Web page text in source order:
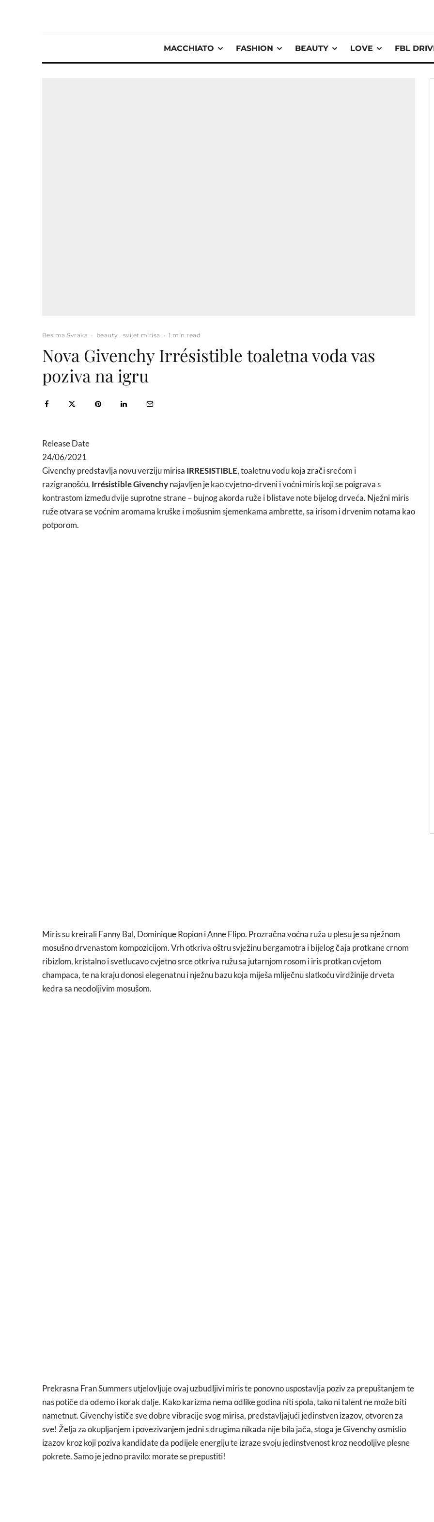
MACCHIATO FASHION BEAUTY LOVE FBL
Besima Svraka · beauty svijet mirisa · 1 min read
Nova Givenchy Irrésistible toaletna voda vas
poziva na igru
Release Date
24/06/2021
Givenchy predstavlja novu verziju mirisa IRRESISTIBLE, toaletnu vodu koja zrači srećom i
razigranošću. Irrésistible Givenchynajavljen je kao cvjetno-drveni i voćni miris koji se poigrava s
kontrastom između dvije suprotne strane – bujnog akorda ruže i blistave note bijelog drveća. Nježni miris
ruže otvara se voćnim aromama kruške i mošusnim sjemenkama ambrette, sa irisom i drvenim notama kao
potporom.
Miris su kreirali Fanny Bal, Dominique Ropion i Anne Flipo. Prozračna voćna ruža u plesu je sa nježnom
mosušno drvenastom kompozicijom. Vrh otkriva oštru svježinu bergamotra i bijelog čaja protkane crnom
ribizlom, kristalno i svetlucavo cvjetno srce otkriva ružu sa jutarnjom rosom i iris protkan cvjetom
champaca, te na kraju donosi elegenatnu i nježnu bazu koja miješa mliječnu slatkoću virdžinije drveta
kedra sa neodoljivim mosušom.
Prekrasna Fran Summers utjelovljuje ovaj uzbudljivi miris te ponovno uspostavlja poziv za prepuštanjem te
nas potiče da odemo i korak dalje. Kako karizma nema odlike godina niti spola, tako ni talent ne može biti
nametnut. Givenchy ističe sve dobre vibracije svog mirisa, predstavljajući jedinstven izazov, otvoren za
sve! Želja za okupljanjem i povezivanjem jedni s drugima nikada nije bila jača, stoga je Givenchy osmislio
izazov kroz koji poziva kandidate da podijele energiju te izraze svoju jedinstvenost kroz neodoljive plesne
pokrete. Samo je jedno pravilo: morate se prepustiti!